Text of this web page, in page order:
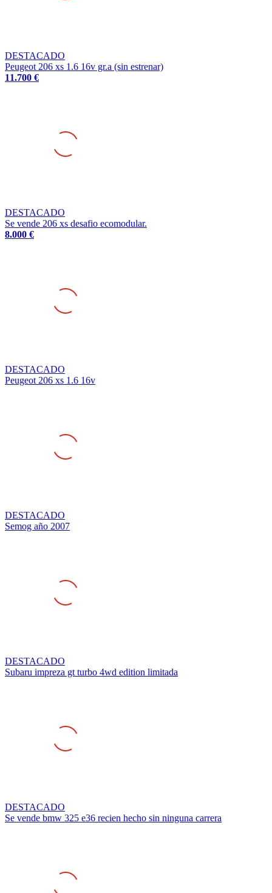
Peugeot 206 xs 1.6 16v gr.a (sin estrenar)
11.700 €
Se vende 206 xs desafio ecomodular.
8.000 €
Peugeot 206 xs 1.6 16v
Semog año 2007
Subaru impreza gt turbo 4wd edition limitada
Se vende bmw 325 e36 recien hecho sin ninguna carrera